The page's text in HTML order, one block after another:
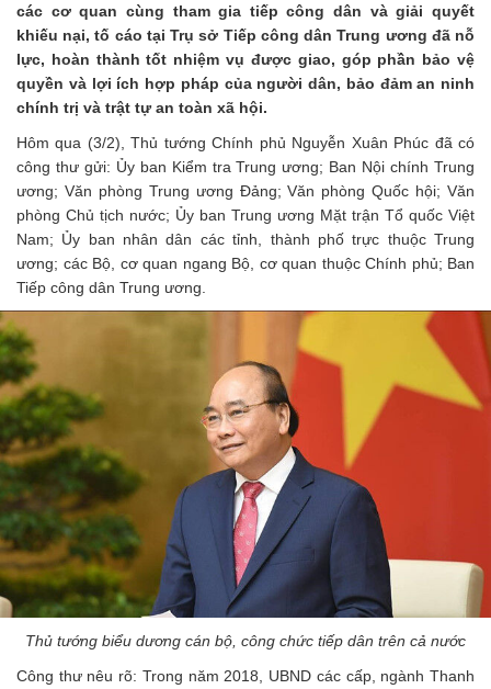
các cơ quan cùng tham gia tiếp công dân và giải quyết
khiếu nại, tố cáo tại Trụ sở Tiếp công dân Trung ương đã nỗ
lực, hoàn thành tốt nhiệm vụ được giao, góp phần bảo vệ
quyền và lợi ích hợp pháp của người dân, bảo đảm an ninh
chính trị và trật tự an toàn xã hội.
Hôm qua (3/2), Thủ tướng Chính phủ Nguyễn Xuân Phúc đã có
công thư gửi: Ủy ban Kiểm tra Trung ương; Ban Nội chính Trung
ương; Văn phòng Trung ương Đảng; Văn phòng Quốc hội; Văn
phòng Chủ tịch nước; Ủy ban Trung ương Mặt trận Tổ quốc Việt
Nam; Ủy ban nhân dân các tỉnh, thành phố trực thuộc Trung
ương; các Bộ, cơ quan ngang Bộ, cơ quan thuộc Chính phủ; Ban
Tiếp công dân Trung ương.
Thủ tướng biểu dương cán bộ, công chức tiếp dân trên cả nước
Công thư nêu rõ: Trong năm 2018, UBND các cấp, ngành Thanh